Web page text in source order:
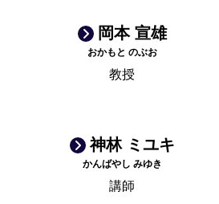
岡本 宣雄
おかもと のぶお
教授
神林 ミユキ
かんばやし みゆき
講師